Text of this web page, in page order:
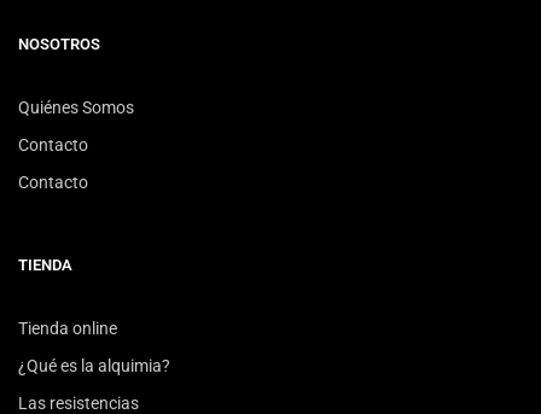
NOSOTROS
Quiénes Somos
Contacto
Contacto
TIENDA
Tienda online
¿Qué es la alquimia?
Las resistencias